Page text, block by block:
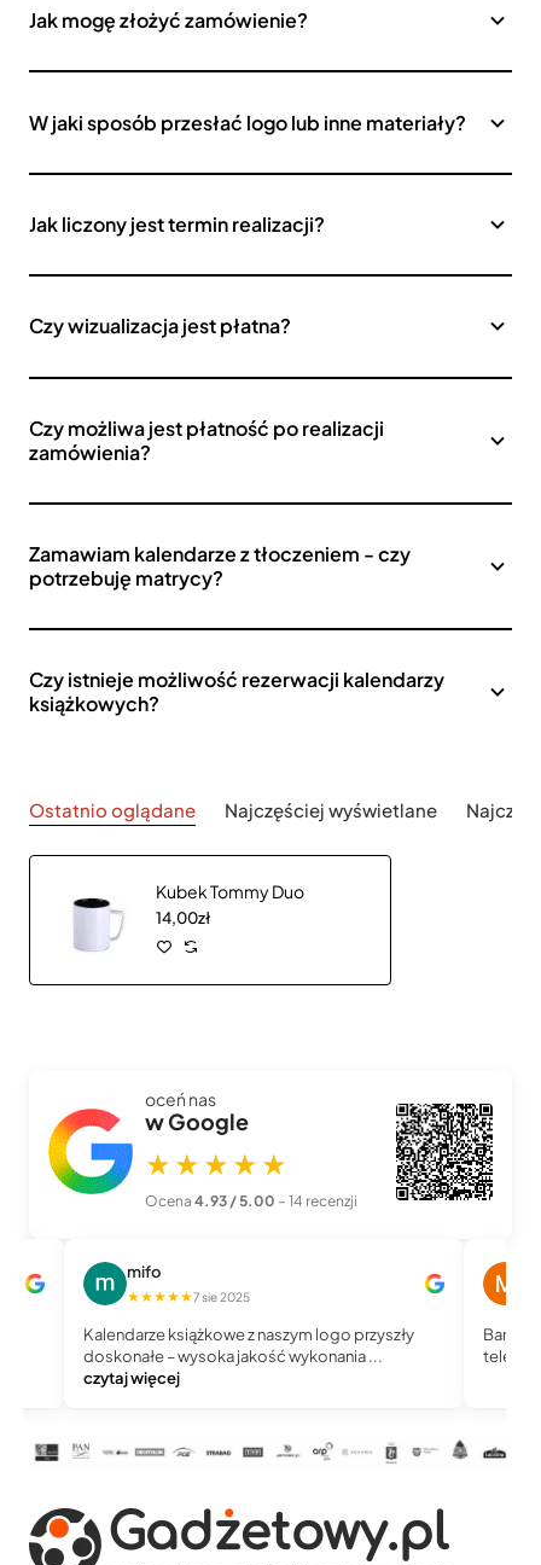
Jak mogę złożyć zamówienie?
W jaki sposób przesłać logo lub inne materiały?
Jak liczony jest termin realizacji?
Czy wizualizacja jest płatna?
Czy możliwa jest płatność po realizacji
zamówienia?
Zamawiam kalendarze z tłoczeniem - czy
potrzebuję matrycy?
Czy istnieje możliwość rezerwacji kalendarzy
książkowych?
Ostatnio oglądane Najczęściej wyświetlane
Kubek Tommy Duo
14,00zł
oceń nas
w Google
★★★★★
Ocena 4.93 / 5.00 – 14 recenzji
mifo
★★★★★7 sie 2025
Kalendarze książkowe z naszym logo przyszły
doskonałe – wysoka jakość wykonania ...
czytaj więcej
Bardzo